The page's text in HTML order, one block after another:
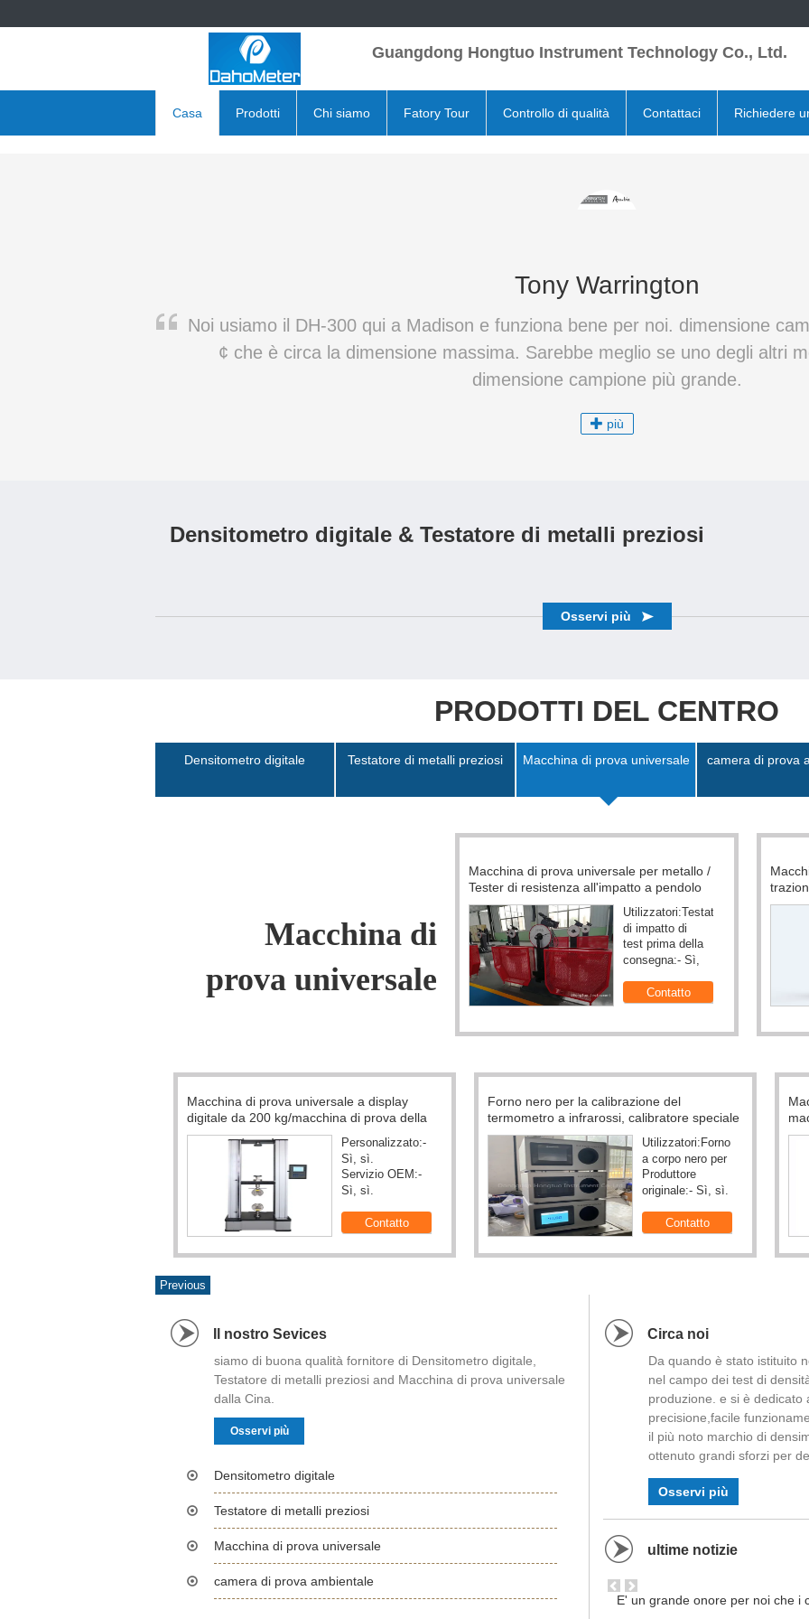
Guangdong Hongtuo Instrument Technology Co., Ltd.
Casa Prodotti Chi siamo Fatory Tour Controllo di qualità Contattaci Richiedere
Tony Warrington
Noi usiamo il DH-300 qui a Madison e funziona bene per noi. dimensione
¢ che è circa la dimensione massima. Sarebbe meglio se uno degli altri
dimensione campione più grande.
più
Densitometro digitale & Testatore di metalli preziosi
Osservi più
PRODOTTI DEL CENTRO
Densitometro digitale Testatore di metalli preziosi Macchina di prova universale camera di prova
prova universale
Macchina di prova universale per metallo /
Tester di resistenza all'impatto a pendolo
Utilizzatori:Testatore
di impatto di
metallo
test prima della
consegna:- Sì,
Macchina di prova universale di fibra di
trazione / tester manuale di trazione
doppio spazio
Macchina di prova universale a display
digitale da 200 kg/macchina di prova della
trazione e dell'allungamento per filati
Personalizzato:-
Forno nero per la calibrazione del
termometro a infrarossi, calibratore speciale
della pistola di temperatura
Utilizzatori:Forno
a corpo nero per
originale:- Sì, sì.
Macchina di prova universale di
macchina di prova di resistenza
plastica di gomma di cuoio
Il nostro Sevices
siamo di buona qualità fornitore di Densitometro digitale,
Testatore di metalli preziosi and Macchina di prova universale
dalla Cina.
Osservi più
Densitometro digitale
Testatore di metalli preziosi
Macchina di prova universale
camera di prova ambientale
Circa noi
Da quando è stato istituito
nel campo dei test di
produzione. e si è dedicato
precisione,facile
il più noto marchio di
ottenuto grandi sforzi per
Daho Meter è il marchio
La competitività è l'anima
comprendiamo
Osservi più
ultime notizie
E' un grande onore per noi che i